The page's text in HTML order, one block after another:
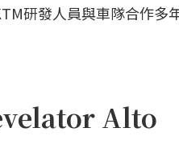
研發人員與車隊合作多
Alto